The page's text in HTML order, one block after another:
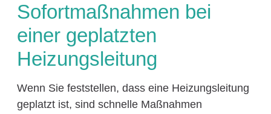
Sofortmaßnahmen bei
einer geplatzten
Heizungsleitung
Wenn Sie feststellen, dass eine Heizungsleitung
geplatzt ist, sind schnelle Maßnahmen